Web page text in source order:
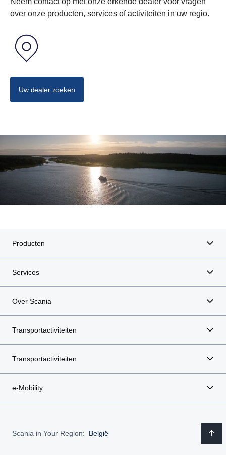
over onze producten, services of activiteiten in uw regio.
Uw dealer zoeken
Producten
Services
Over Scania
Transportactiviteiten
Transportactiviteiten
e-Mobility
Scania in Your Region: België